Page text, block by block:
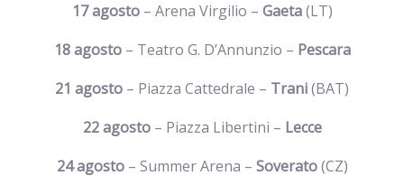
17 agosto – Arena Virgilio – Gaeta(LT)
18 agosto – Teatro G. D’Annunzio – Pescara
21 agosto – Piazza Cattedrale – Trani(BAT)
22 agosto – Piazza Libertini – Lecce
24 agosto – Summer Arena – Soverato(CZ)